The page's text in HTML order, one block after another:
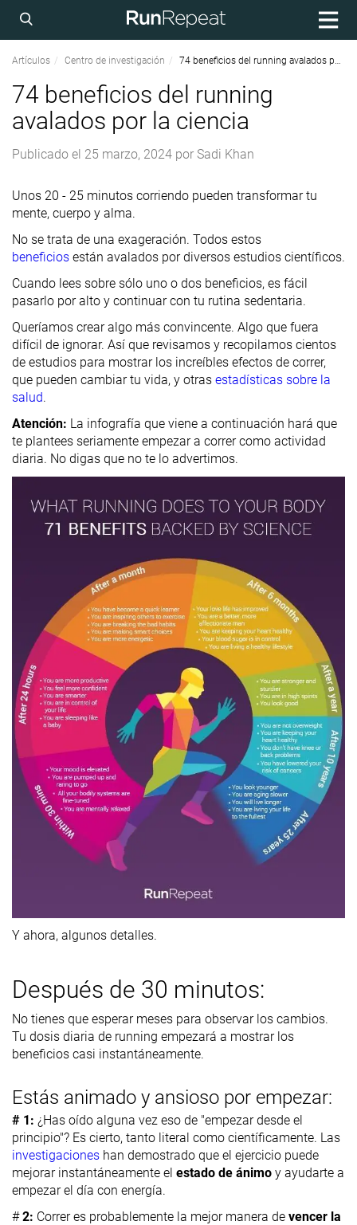
Artículos Centro de investigación 74 beneficios del running avalados por la ciencia
74 beneficios del running
avalados por la ciencia
Publicado el 25 marzo, 2024 por Sadi Khan
Unos 20 - 25 minutos corriendo pueden transformar tu
mente, cuerpo y alma.
No se trata de una exageración. Todos estos
beneficios están avalados por diversos estudios científicos.
Cuando lees sobre sólo uno o dos beneficios, es fácil
pasarlo por alto y continuar con tu rutina sedentaria.
Queríamos crear algo más convincente. Algo que fuera
difícil de ignorar. Así que revisamos y recopilamos cientos
de estudios para mostrar los increíbles efectos de correr,
que pueden cambiar tu vida, y otras estadísticas sobre la
salud.
Atención: La infografía que viene a continuación hará que
te plantees seriamente empezar a correr como actividad
diaria. No digas que no te lo advertimos.
Y ahora, algunos detalles.
Después de 30 minutos:
No tienes que esperar meses para observar los cambios.
Tu dosis diaria de running empezará a mostrar los
beneficios casi instantáneamente.
Estás animado y ansioso por empezar:
# 1: ¿Has oído alguna vez eso de "empezar desde el
principio"? Es cierto, tanto literal como científicamente. Las
investigaciones han demostrado que el ejercicio puede
mejorar instantáneamente el estado de ánimo y ayudarte a
empezar el día con energía.
#2: Correr es probablemente la mejor manera de vencer la